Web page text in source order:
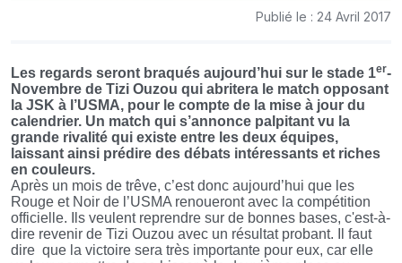
Publié le : 24 Avril 2017
Les regards seront braqués aujourd’hui sur le stade 1er-
Novembre de Tizi Ouzou qui abritera le match opposant
la JSK à l’USMA, pour le compte de la mise à jour du
calendrier. Un match qui s’annonce palpitant vu la
grande rivalité qui existe entre les deux équipes,
laissant ainsi prédire des débats intéressants et riches
en couleurs.
Après un mois de trêve, c’est donc aujourd’hui que les
Rouge et Noir de l’USMA renoueront avec la compétition
officielle. Ils veulent reprendre sur de bonnes bases, c'est-à-
dire revenir de Tizi Ouzou avec un résultat probant. Il faut
dire que la victoire sera très importante pour eux, car elle